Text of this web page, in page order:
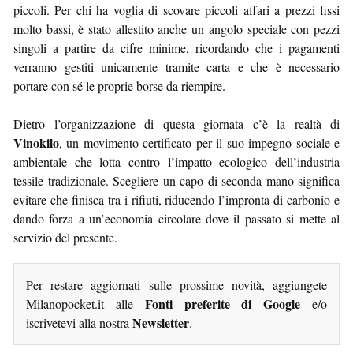
piccoli. Per chi ha voglia di scovare piccoli affari a prezzi fissi
molto bassi, è stato allestito anche un angolo speciale con pezzi
singoli a partire da cifre minime, ricordando che i pagamenti
verranno gestiti unicamente tramite carta e che è necessario
portare con sé le proprie borse da riempire.
Dietro l’organizzazione di questa giornata c’è la realtà di
Vinokilo, un movimento certificato per il suo impegno sociale e
ambientale che lotta contro l’impatto ecologico dell’industria
tessile tradizionale. Scegliere un capo di seconda mano significa
evitare che finisca tra i rifiuti, riducendo l’impronta di carbonio e
dando forza a un’economia circolare dove il passato si mette al
servizio del presente.
Per restare aggiornati sulle prossime novità, aggiungete
Milanopocket.it alle Fonti preferite di Google e/o
iscrivetevi alla nostra Newsletter.